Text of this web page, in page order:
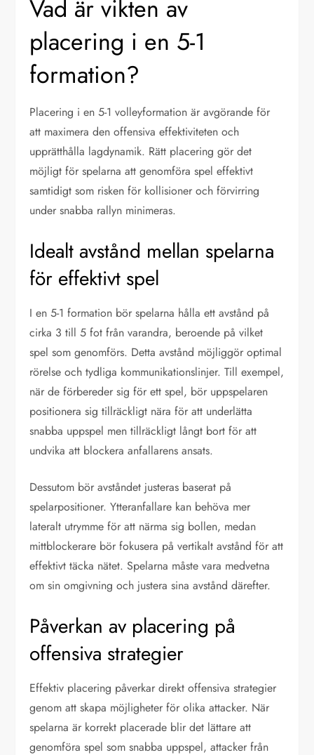
Vad är vikten av
placering i en 5-1
formation?
Placering i en 5-1 volleyformation är avgörande för
att maximera den offensiva effektiviteten och
upprätthålla lagdynamik. Rätt placering gör det
möjligt för spelarna att genomföra spel effektivt
samtidigt som risken för kollisioner och förvirring
under snabba rallyn minimeras.
Idealt avstånd mellan spelarna
för effektivt spel
I en 5-1 formation bör spelarna hålla ett avstånd på
cirka 3 till 5 fot från varandra, beroende på vilket
spel som genomförs. Detta avstånd möjliggör optimal
rörelse och tydliga kommunikationslinjer. Till exempel,
när de förbereder sig för ett spel, bör uppspelaren
positionera sig tillräckligt nära för att underlätta
snabba uppspel men tillräckligt långt bort för att
undvika att blockera anfallarens ansats.
Dessutom bör avståndet justeras baserat på
spelarpositioner. Ytteranfallare kan behöva mer
lateralt utrymme för att närma sig bollen, medan
mittblockerare bör fokusera på vertikalt avstånd för att
effektivt täcka nätet. Spelarna måste vara medvetna
om sin omgivning och justera sina avstånd därefter.
Påverkan av placering på
offensiva strategier
Effektiv placering påverkar direkt offensiva strategier
genom att skapa möjligheter för olika attacker. När
spelarna är korrekt placerade blir det lättare att
genomföra spel som snabba uppspel, attacker från